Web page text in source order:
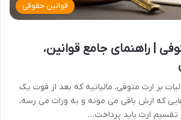
قوانین حقوقی
| راهنمای جامع قوانین،
بر ارث متوفی، مالیاتیه که بعد از فوت یک
هایی که ازش باقی می مونه و به وراث می رسه،
تقسیم ارث باید پرداخت…